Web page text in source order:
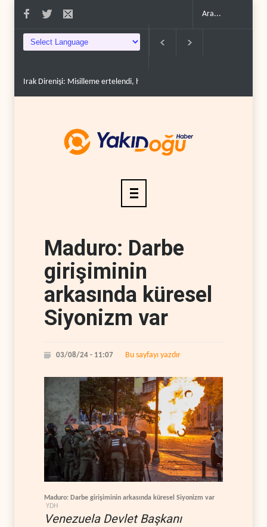
Irak Direnişi: Misilleme ertelendi, hesap kapanmadı..
Maduro: Darbe
girişiminin
arkasında küresel
Siyonizm var
03/08/24 - 11:07 Bu sayfayı yazdır
Maduro: Darbe girişiminin arkasında küresel Siyonizm var
YDH
Venezuela Devlet Başkanı